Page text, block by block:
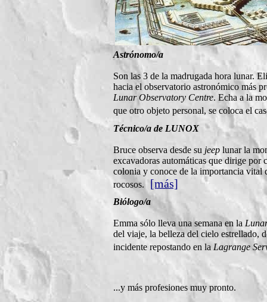
Astrónomo/a
Son las 3 de la madrugada hora lunar.
hacia el observatorio astronómico más
Lunar Observatory Centre. Echa a la
que otro objeto personal, se coloca el
Técnico/a de LUNOX
Bruce observa desde su jeep lunar la
excavadoras automáticas que dirige
colonia y conoce de la importancia vital
rocosos.
[más]
Biólogo/a
Emma sólo lleva una semana en la
del viaje, la belleza del cielo estrellado,
incidente repostando en la Lagrange
...y más profesiones muy pronto.